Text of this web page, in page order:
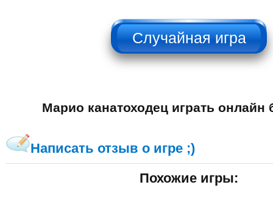
НЕ НАЖИМАТЬ!!!
Марио канатоходец играть онлайн
Написать отзыв о игре ;)
Похожие игры: